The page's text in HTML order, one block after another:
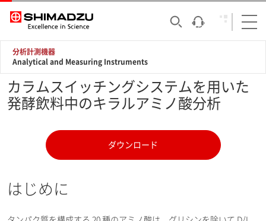
分析計測機器
Analytical and Measuring Instruments
カラムスイッチングシステムを用いた
発酵飲料中のキラルアミノ酸分析
ダウンロード
はじめに